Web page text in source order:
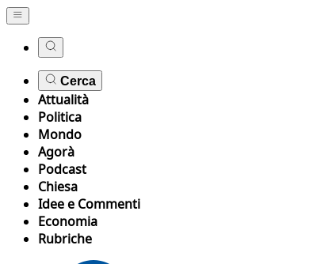
Cerca
Attualità
Politica
Mondo
Agorà
Podcast
Chiesa
Idee e Commenti
Economia
Rubriche